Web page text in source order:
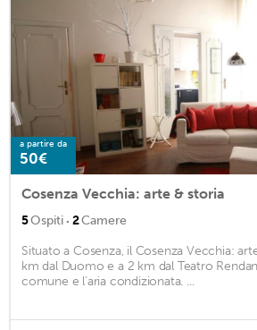
a partire da
50€
Cosenza Vecchia: arte & storia
5Ospiti · 2Camere
Situato a Cosenza, il Cosenza Vecchia:
km dal Duomo e a 2 km dal Teatro
comune e l'aria condizionata. ...